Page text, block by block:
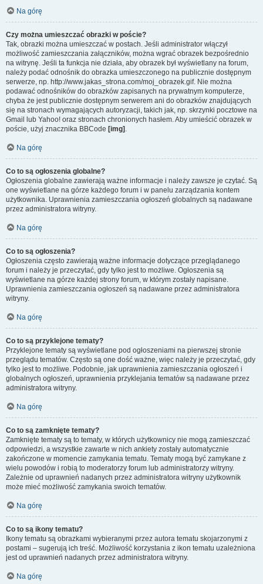
Na górę
Czy można umieszczać obrazki w poście?
Tak, obrazki można umieszczać w postach. Jeśli administrator włączył
możliwość zamieszczania załączników, można wgrać obrazek bezpośrednio
na witrynę. Jeśli ta funkcja nie działa, aby obrazek był wyświetlany na forum,
należy podać odnośnik do obrazka umieszczonego na publicznie dostępnym
serwerze, np. http://www.jakas_strona.com/moj_obrazek.gif. Nie można
podawać odnośników do obrazków zapisanych na prywatnym komputerze,
chyba że jest publicznie dostępnym serwerem ani do obrazków znajdujących
się na stronach wymagających autoryzacji, takich jak, np. skrzynki pocztowe na
Gmail lub Yahoo! oraz stronach chronionych hasłem. Aby umieścić obrazek w
poście, użyj znacznika BBCode [img] .
Na górę
Co to są ogłoszenia globalne?
Ogłoszenia globalne zawierają ważne informacje i należy zawsze je czytać. Są
one wyświetlane na górze każdego forum i w panelu zarządzania kontem
użytkownika. Uprawnienia zamieszczania ogłoszeń globalnych są nadawane
przez administratora witryny.
Na górę
Co to są ogłoszenia?
Ogłoszenia często zawierają ważne informacje dotyczące przeglądanego
forum i należy je przeczytać, gdy tylko jest to możliwe. Ogłoszenia są
wyświetlane na górze każdej strony forum, w którym zostały napisane.
Uprawnienia zamieszczania ogłoszeń są nadawane przez administratora
witryny.
Na górę
Co to są przyklejone tematy?
Przyklejone tematy są wyświetlane pod ogłoszeniami na pierwszej stronie
przeglądu tematów. Często są one dość ważne, więc należy je przeczytać, gdy
tylko jest to możliwe. Podobnie, jak uprawnienia zamieszczania ogłoszeń i
globalnych ogłoszeń, uprawnienia przyklejania tematów są nadawane przez
administratora witryny.
Na górę
Co to są zamknięte tematy?
Zamknięte tematy są to tematy, w których użytkownicy nie mogą zamieszczać
odpowiedzi, a wszystkie zawarte w nich ankiety zostały automatycznie
zakończone w momencie zamykania tematu. Tematy mogą być zamykane z
wielu powodów i robią to moderatorzy forum lub administratorzy witryny.
Zależnie od uprawnień nadanych przez administratora witryny użytkownik
może mieć możliwość zamykania swoich tematów.
Na górę
Co to są ikony tematu?
Ikony tematu są obrazkami wybieranymi przez autora tematu skojarzonymi z
postami – sugerują ich treść. Możliwość korzystania z ikon tematu uzależniona
jest od uprawnień nadanych przez administratora witryny.
Na górę